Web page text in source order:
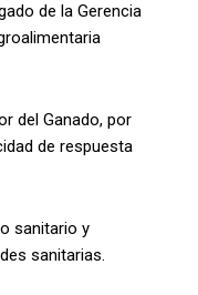
de la Gerencia
del Ganado, por
de respuesta
sanitario y
sanitarias.